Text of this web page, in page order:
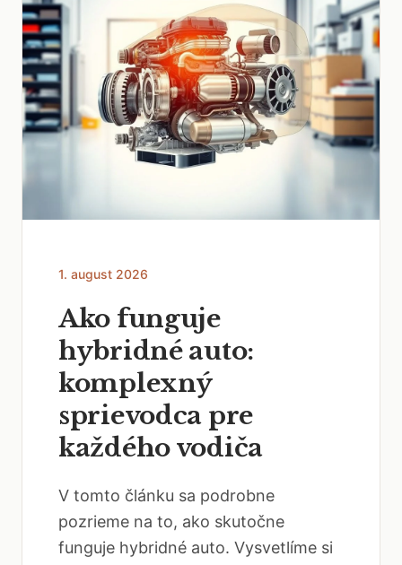
1. august 2026
Ako funguje
hybridné auto:
komplexný
sprievodca pre
každého vodiča
V tomto článku sa podrobne
pozrieme na to, ako skutočne
funguje hybridné auto. Vysvetlíme si